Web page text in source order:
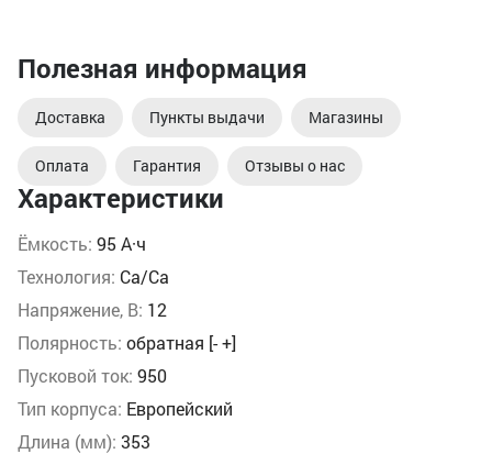
Характеристики
Ёмкость: 95 А·ч
Технология: Ca/Ca
Напряжение, В: 12
Полярность: обратная [- +]
Пусковой ток: 950
Тип корпуса: Европейский
Длина (мм): 353
Полезная информация
Доставка Пункты выдачи Магазины
Оплата Гарантия Отзывы о нас